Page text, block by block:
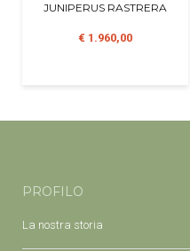
JUNIPERUS RASTRERA
€ 1.960,00
PROFILO
La nostra storia